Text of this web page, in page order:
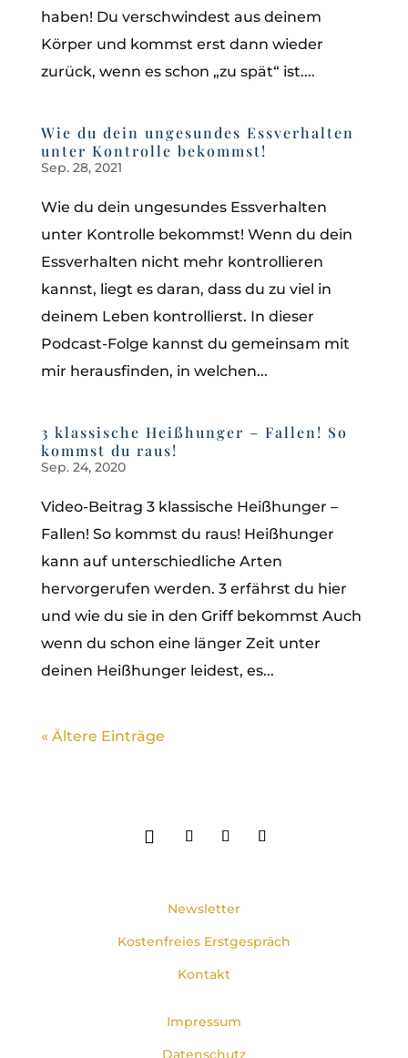
haben! Du verschwindest aus deinem
Körper und kommst erst dann wieder
zurück, wenn es schon „zu spät“ ist....
Wie du dein ungesundes Essverhalten
unter Kontrolle bekommst!
Sep. 28, 2021
Wie du dein ungesundes Essverhalten
unter Kontrolle bekommst! Wenn du dein
Essverhalten nicht mehr kontrollieren
kannst, liegt es daran, dass du zu viel in
deinem Leben kontrollierst. In dieser
Podcast-Folge kannst du gemeinsam mit
mir herausfinden, in welchen...
3 klassische Heißhunger – Fallen! So
kommst du raus!
Sep. 24, 2020
Video-Beitrag 3 klassische Heißhunger –
Fallen! So kommst du raus! Heißhunger
kann auf unterschiedliche Arten
hervorgerufen werden. 3 erfährst du hier
und wie du sie in den Griff bekommst Auch
wenn du schon eine länger Zeit unter
deinen Heißhunger leidest, es...
« Ältere Einträge
Newsletter
Kostenfreies Erstgespräch
Kontakt
Impressum